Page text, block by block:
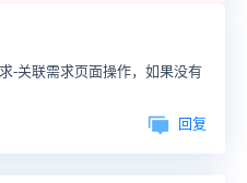
-关联需求页面操作，如果没有
回复